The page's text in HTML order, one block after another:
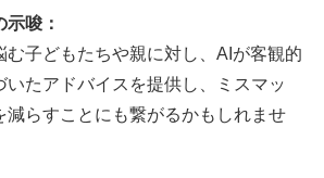
唆：
む子どもたちや親に対し、AIが客観的
いたアドバイスを提供し、ミスマッ
減らすことにも繋がるかもしれませ